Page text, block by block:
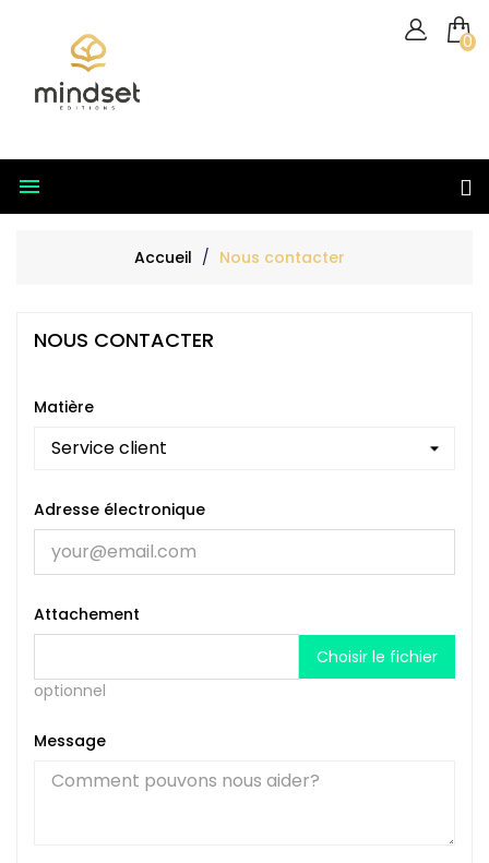
0

Accueil Nous contacter
NOUS CONTACTER
Matière
Adresse électronique
Attachement
Choisir le fichier
optionnel
Message